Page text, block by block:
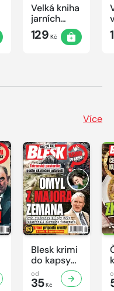
Velká kniha
jarních
křížovek
2026
129 Kč
Více
Blesk krimi
do kapsy
č.5/2026
od
35Kč